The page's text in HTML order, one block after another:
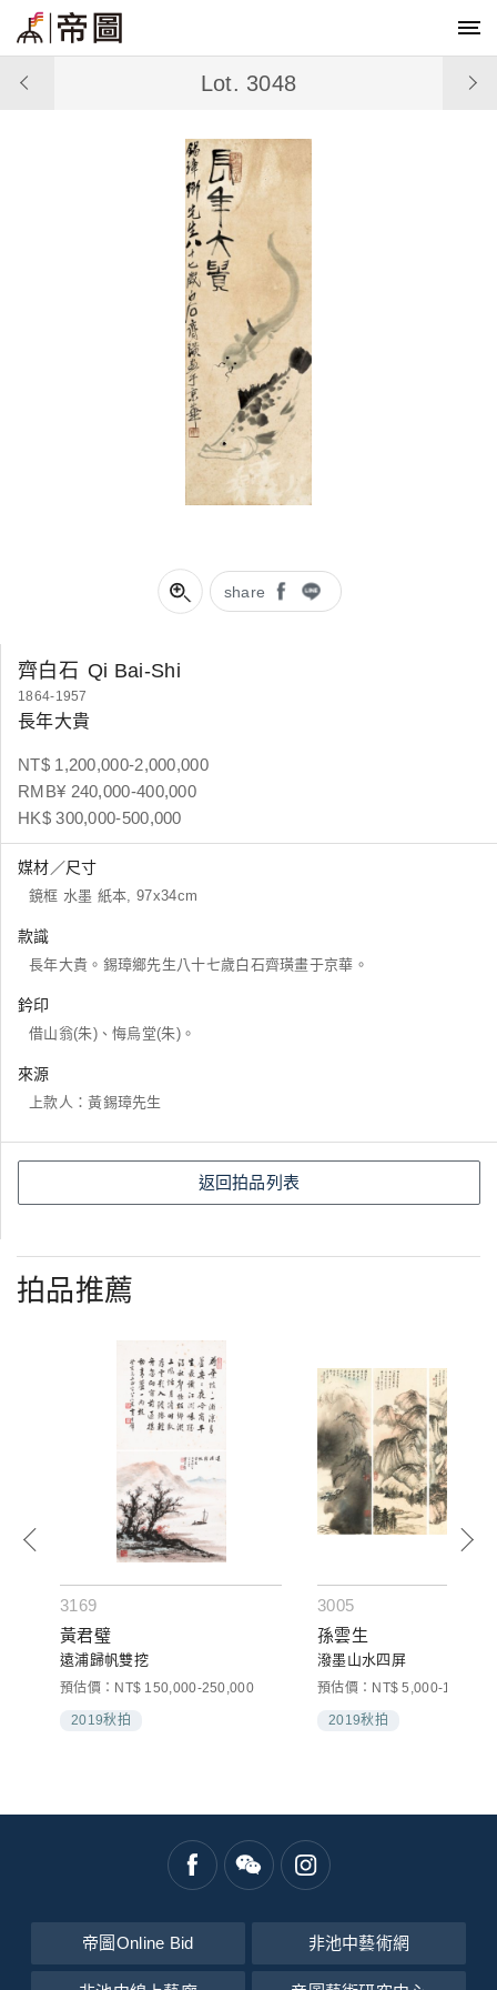
share
Lot. 3048
齊白石 Qi Bai-Shi
1864-1957
長年大貴
NT$ 1,200,000-2,000,000
RMB¥ 240,000-400,000
HK$ 300,000-500,000
媒材／尺寸
鏡框 水墨 紙本, 97x34cm
款識
長年大貴。錫璋鄉先生八十七歲白石齊璜畫于京華。
鈐印
借山翁(朱)、悔烏堂(朱)。
來源
上款人：黃錫璋先生
返回拍品列表
拍品推薦
3169
黃君璧
遠浦歸帆雙挖
預估價：NT$ 150,000-250,000
2019秋拍
3005
孫雲生
潑墨山水四屏
預估價：NT$ 5,000-10,000
2019秋拍
帝圖Online Bid 非池中藝術網